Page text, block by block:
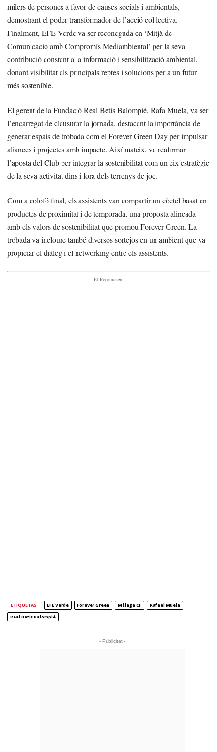
milers de persones a favor de causes socials i ambientals,
demostrant el poder transformador de l’acció col·lectiva.
Finalment, EFE Verde va ser reconeguda en ‘Mitjà de
Comunicació amb Compromís Mediambiental’ per la seva
contribució constant a la informació i sensibilització ambiental,
donant visibilitat als principals reptes i solucions per a un futur
més sostenible.
El gerent de la Fundació Real Betis Balompié, Rafa Muela, va ser
l’encarregat de clausurar la jornada, destacant la importància de
generar espais de trobada com el Forever Green Day per impulsar
aliances i projectes amb impacte. Així mateix, va reafirmar
l’aposta del Club per integrar la sostenibilitat com un eix estratègic
de la seva activitat dins i fora dels terrenys de joc.
Com a colofó final, els assistents van compartir un còctel basat en
productes de proximitat i de temporada, una proposta alineada
amb els valors de sostenibilitat que promou Forever Green. La
trobada va incloure també diversos sortejos en un ambient que va
propiciar el diàleg i el networking entre els assistents.
- Et Recomanem -
ETIQUETAS EFE Verde Forever Green Màlaga CF
Rafael Muela
Real Betis Balompié
- Publicitat -